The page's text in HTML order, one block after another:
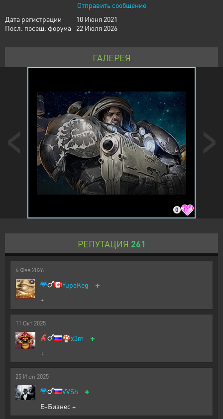
Отправить сообщение
Дата регистрации
10 Июня 2021
Посл. посещ. форума
22 Июля 2026
ГАЛЕРЕЯ
0
РЕПУТАЦИЯ 261
6 Фев 2026
YupaKeg +
+
11 Окт 2025
🍄x3m +
+
25 Июн 2025
VVSh +
Б-Бизнес +